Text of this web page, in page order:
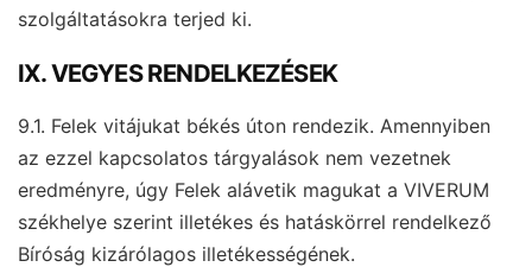
szolgáltatásokra terjed ki.
IX. VEGYES RENDELKEZÉSEK
9.1. Felek vitájukat békés úton rendezik. Amennyiben
az ezzel kapcsolatos tárgyalások nem vezetnek
eredményre, úgy Felek alávetik magukat a VIVERUM
székhelye szerint illetékes és hatáskörrel rendelkező
Bíróság kizárólagos illetékességének.